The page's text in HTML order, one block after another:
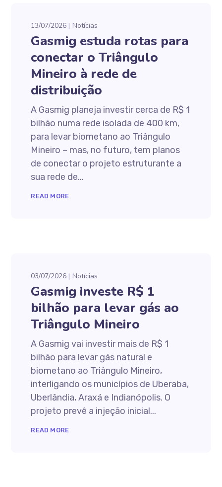
13/07/2026 Notícias
Gasmig estuda rotas para
conectar o Triângulo
Mineiro à rede de
distribuição
A Gasmig planeja investir cerca de R$ 1
bilhão numa rede isolada de 400 km,
para levar biometano ao Triângulo
Mineiro – mas, no futuro, tem planos
de conectar o projeto estruturante a
sua rede de...
READ MORE
03/07/2026 Notícias
Gasmig investe R$ 1
bilhão para levar gás ao
Triângulo Mineiro
A Gasmig vai investir mais de R$ 1
bilhão para levar gás natural e
biometano ao Triângulo Mineiro,
interligando os municípios de Uberaba,
Uberlândia, Araxá e Indianópolis. O
projeto prevê a injeção inicial...
READ MORE